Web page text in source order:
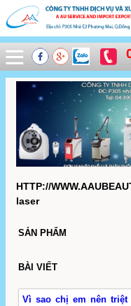
HTTP://
laser
SẢN PHẨM
BÀI VIẾT
Vì sao chị em nên